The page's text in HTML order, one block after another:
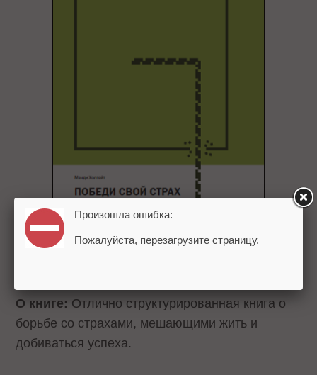
О книге: Отлично структурированная книга о
борьбе со страхами, мешающими жить и
добиваться успеха.
Произошла ошибка:
Пожалуйста, перезагрузите страницу.